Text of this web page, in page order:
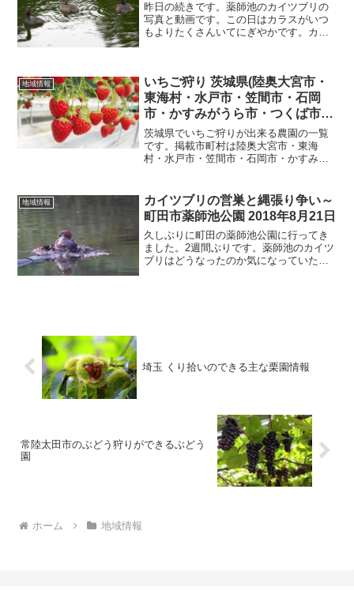
昨日の続きです。薬師池のカイツブリの
写真と動画です。この日はカラスがいつ
もよりたくさんいてにぎやかです。カイ
ラスによる被害が説明され...
地域情報
いちご狩り 茨城県(陸奥大宮市・
東海村・水戸市・笠間市・石岡
市・かすみがうら市・つくば市・
鉾田市・下妻市)
茨城県でいちご狩りが出来る農園の一覧
です。掲載市町村は陸奥大宮市・東海
村・水戸市・笠間市・石岡市・かすみが
大宮市下村田3450295-51-3254つづく農園
茨城県常...
地域情報
カイツブリの営巣と縄張り争い～
町田市薬師池公園 2018年8月21日
久しぶりに町田の薬師池公園に行ってき
ました。2週間ぶりです。薬師池のカイツ
ブリはどうなったのか気になっていたの
埼玉 くり拾いのできる主な栗園情報
常陸太田市のぶどう狩りができるぶどう
園
ホーム 地域情報